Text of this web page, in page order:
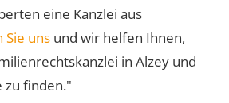
eine Kanzlei aus
uns und wir helfen Ihnen,
in Alzey und
zu finden."